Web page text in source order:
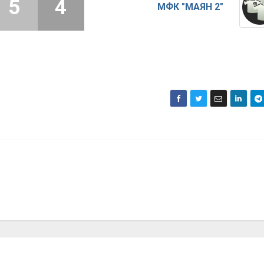
МФК "МАЯН 2"
5 4